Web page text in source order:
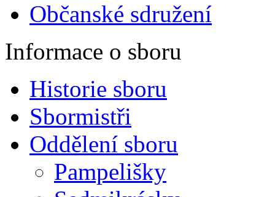
Občanské sdružení
Informace o sboru
Historie sboru
Sbormistři
Oddělení sboru
Pampelišky